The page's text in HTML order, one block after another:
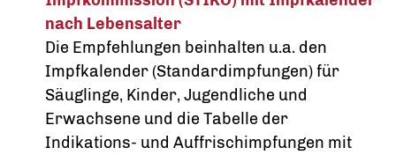
nach Lebensalter
Die Empfehlungen beinhalten u.a. den
Impfkalender (Standardimpfungen) für
Säuglinge, Kinder, Jugendliche und
Erwachsene und die Tabelle der
Indikations- und Auffrischimpfungen mit